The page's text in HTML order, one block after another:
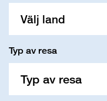
Välj land
Typ av resa